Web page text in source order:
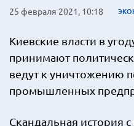
25 февраля 2021, 10:18
Киевские власти в
принимают
ведут к уничтожению
промышленных
Скандальная история